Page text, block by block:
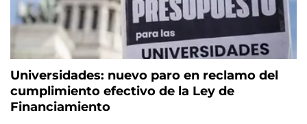
Universidades: nuevo paro en reclamo del
cumplimiento efectivo de la Ley de
Financiamiento